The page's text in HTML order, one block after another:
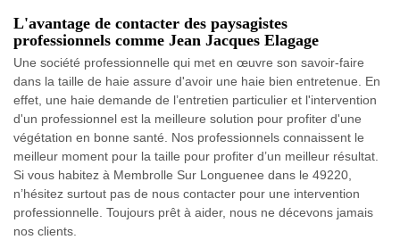
L'avantage de contacter des paysagistes
professionnels comme Jean Jacques Elagage
Une société professionnelle qui met en œuvre son savoir-faire
dans la taille de haie assure d'avoir une haie bien entretenue. En
effet, une haie demande de l’entretien particulier et l'intervention
d'un professionnel est la meilleure solution pour profiter d'une
végétation en bonne santé. Nos professionnels connaissent le
meilleur moment pour la taille pour profiter d’un meilleur résultat.
Si vous habitez à Membrolle Sur Longuenee dans le 49220,
n’hésitez surtout pas de nous contacter pour une intervention
professionnelle. Toujours prêt à aider, nous ne décevons jamais
nos clients.